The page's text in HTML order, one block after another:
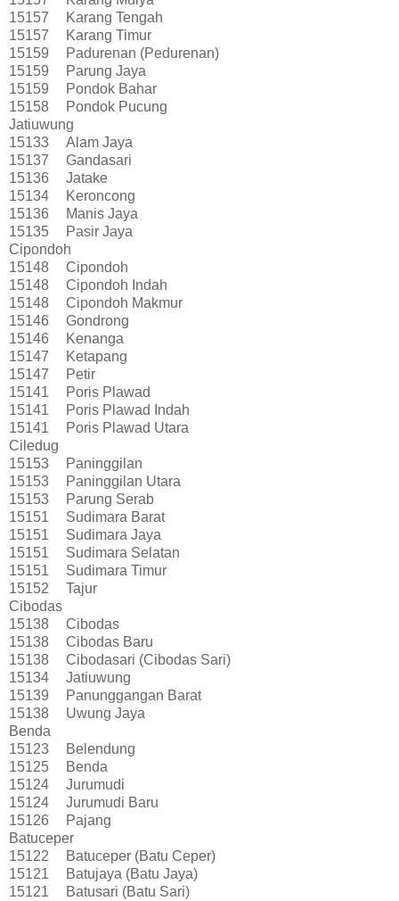
15157
Karang Tengah
15157
Karang Timur
15159
Padurenan (Pedurenan)
15159
Parung Jaya
15159
Pondok Bahar
15158
Pondok Pucung
Jatiuwung
15133
Alam Jaya
15137
Gandasari
15136
Jatake
15134
Keroncong
15136
Manis Jaya
15135
Pasir Jaya
Cipondoh
15148
Cipondoh
15148
Cipondoh Indah
15148
Cipondoh Makmur
15146
Gondrong
15146
Kenanga
15147
Ketapang
15147
Petir
15141
Poris Plawad
15141
Poris Plawad Indah
15141
Poris Plawad Utara
Ciledug
15153
Paninggilan
15153
Paninggilan Utara
15153
Parung Serab
15151
Sudimara Barat
15151
Sudimara Jaya
15151
Sudimara Selatan
15151
Sudimara Timur
15152
Tajur
Cibodas
15138
Cibodas
15138
Cibodas Baru
15138
Cibodasari (Cibodas Sari)
15134
Jatiuwung
15139
Panunggangan Barat
15138
Uwung Jaya
Benda
15123
Belendung
15125
Benda
15124
Jurumudi
15124
Jurumudi Baru
15126
Pajang
Batuceper
15122
Batuceper (Batu Ceper)
15121
Batujaya (Batu Jaya)
15121
Batusari (Batu Sari)